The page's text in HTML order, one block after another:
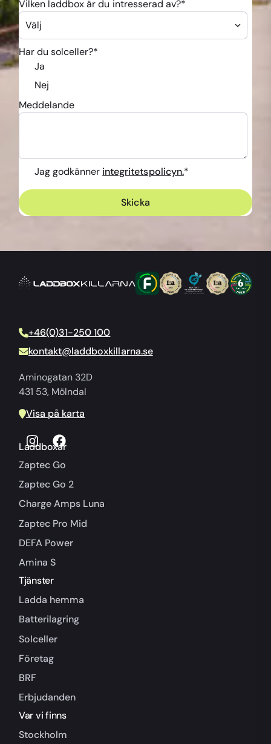
Vilken laddbox är du intresserad av?*
Har du solceller?*
Ja
Nej
Meddelande
Jag godkänner integritetspolicyn.*
+46(0)31-250 100
kontakt@laddboxkillarna.se
Aminogatan 32D
431 53, Mölndal
Visa på karta
Laddboxar
Zaptec Go
Zaptec Go 2
Charge Amps Luna
Zaptec Pro Mid
DEFA Power
Amina S
Tjänster
Ladda hemma
Batterilagring
Solceller
Företag
BRF
Erbjudanden
Var vi finns
Stockholm